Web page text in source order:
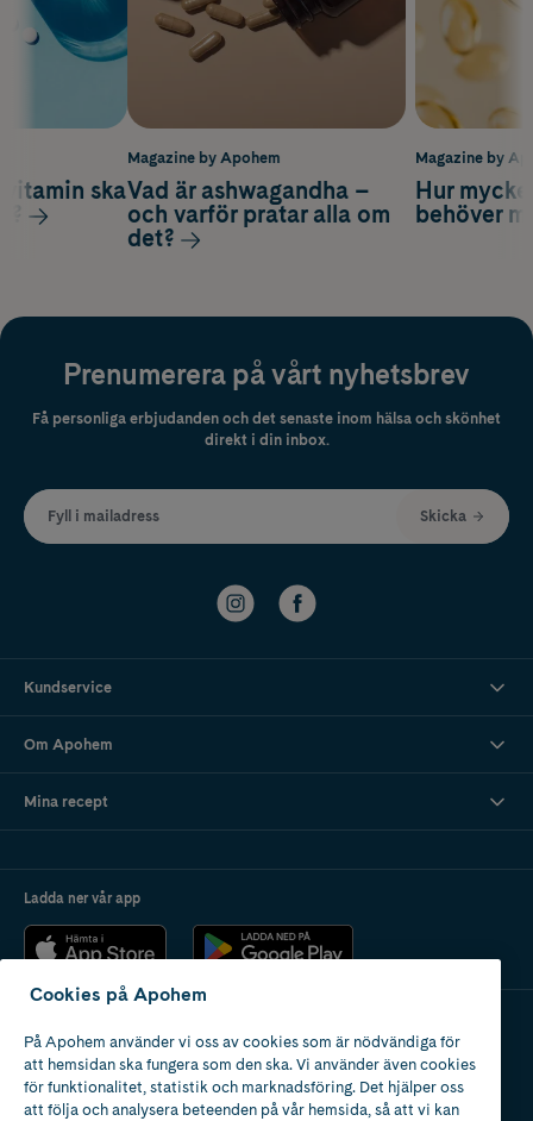
Magazine by
Hur
behöver
ska
Magazine by Apohem
Vad är ashwagandha –
och varför pratar alla om
det?
Prenumerera på vårt nyhetsbrev
Få personliga erbjudanden och det senaste inom hälsa och skönhet
direkt i din inbox.
Fyll i mailadress Skicka
Kundservice
Om Apohem
Mina recept
Ladda ner vår app
Apotek med tillstånd
av Läkemedelsverket
Cookies på Apohem
På Apohem använder vi oss av cookies som är nödvändiga för
att hemsidan ska fungera som den ska. Vi använder även cookies
för funktionalitet, statistik och marknadsföring. Det hjälper oss
att följa och analysera beteenden på vår hemsida, så att vi kan